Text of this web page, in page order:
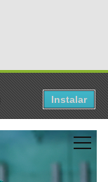
Instalar